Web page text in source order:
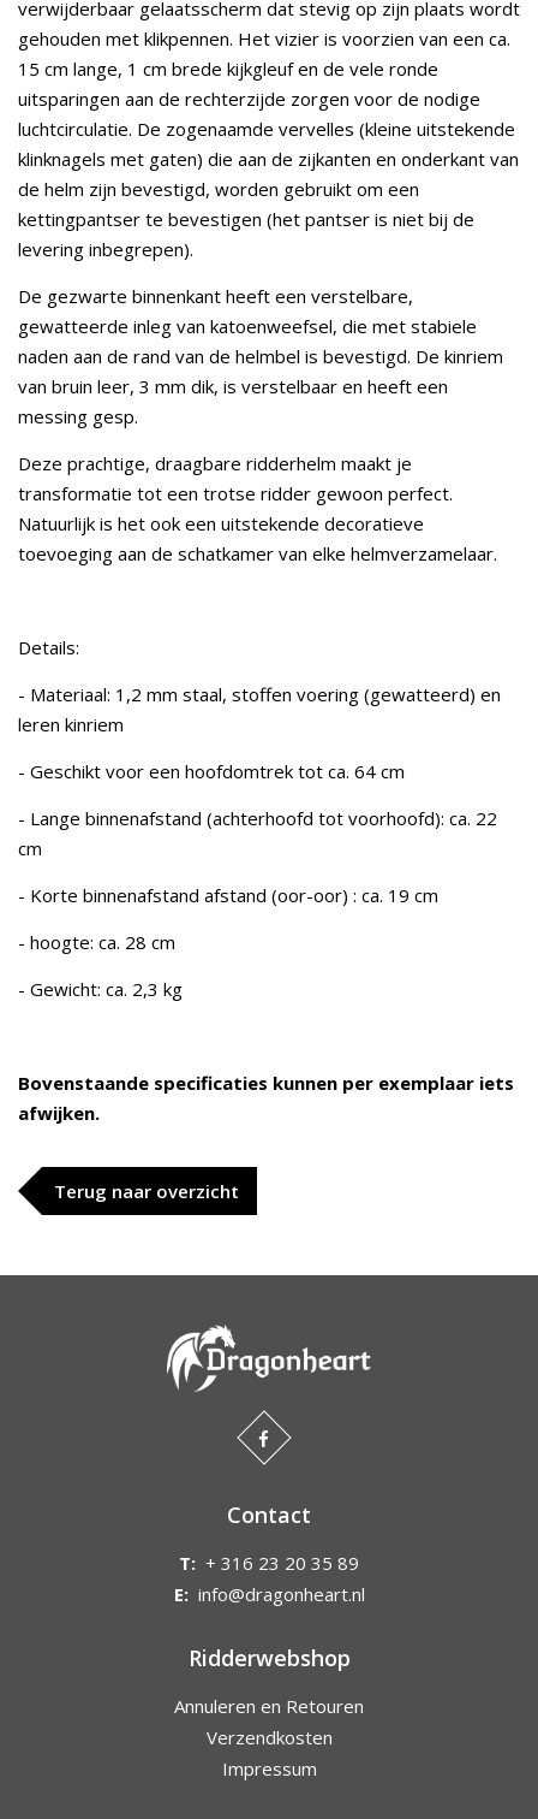
verwijderbaar gelaatsscherm dat stevig op zijn plaats wordt
gehouden met klikpennen. Het vizier is voorzien van een ca.
15 cm lange, 1 cm brede kijkgleuf en de vele ronde
uitsparingen aan de rechterzijde zorgen voor de nodige
luchtcirculatie. De zogenaamde vervelles (kleine uitstekende
klinknagels met gaten) die aan de zijkanten en onderkant van
de helm zijn bevestigd, worden gebruikt om een
kettingpantser te bevestigen (het pantser is niet bij de
levering inbegrepen).
De gezwarte binnenkant heeft een verstelbare,
gewatteerde inleg van katoenweefsel, die met stabiele
naden aan de rand van de helmbel is bevestigd. De kinriem
van bruin leer, 3 mm dik, is verstelbaar en heeft een
messing gesp.
Deze prachtige, draagbare ridderhelm maakt je
transformatie tot een trotse ridder gewoon perfect.
Natuurlijk is het ook een uitstekende decoratieve
toevoeging aan de schatkamer van elke helmverzamelaar.
Details:
- Materiaal: 1,2 mm staal, stoffen voering (gewatteerd) en
leren kinriem
- Geschikt voor een hoofdomtrek tot ca. 64 cm
- Lange binnenafstand (achterhoofd tot voorhoofd): ca. 22
cm
- Korte binnenafstand afstand (oor-oor) : ca. 19 cm
- hoogte: ca. 28 cm
- Gewicht: ca. 2,3 kg
Bovenstaande specificaties kunnen per exemplaar iets
afwijken.
Terug naar overzicht
Contact
T: + 316 23 20 35 89
E: info@dragonheart.nl
Ridderwebshop
Annuleren en Retouren
Verzendkosten
Impressum